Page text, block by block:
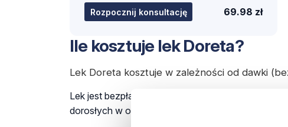
69.98 zł
Rozpocznij konsultację
Ile kosztuje lek Doreta?
Lek Doreta kosztuje w zależności od dawki
Lek jest bezpłatny dla osób z nowotworami
dorosłych w objawowym leczeniu bólu